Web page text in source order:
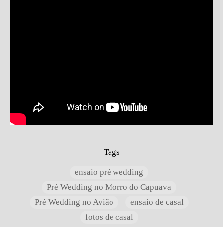
Tags
ensaio pré wedding
Pré Wedding no Morro do Capuava
Pré Wedding no Avião
ensaio de casal
fotos de casal